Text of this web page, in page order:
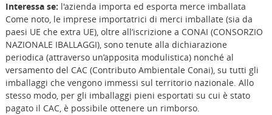
Interessa se: l'azienda importa ed esporta merce imballata
Come noto, le imprese importatrici di merci imballate (sia da
paesi UE che extra UE), oltre all’iscrizione a CONAI (CONSORZIO
NAZIONALE IBALLAGGI), sono tenute alla dichiarazione
periodica (attraverso un’apposita modulistica) nonché al
versamento del CAC (Contributo Ambientale Conai), su tutti gli
imballaggi che vengono immessi sul territorio nazionale. Allo
stesso modo, per gli imballaggi pieni esportati su cui è stato
pagato il CAC, è possibile ottenere un rimborso.